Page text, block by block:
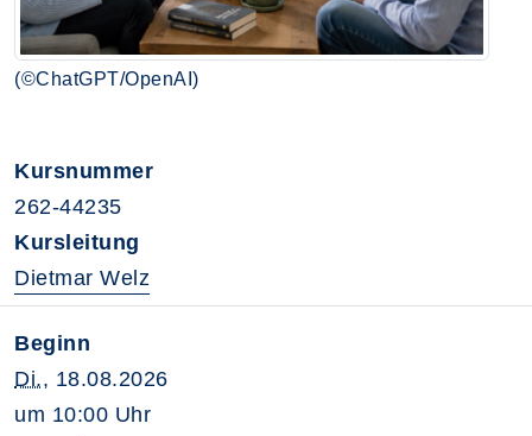
(©ChatGPT/OpenAI)
Kursnummer
262-44235
Kursleitung
Dietmar Welz
Beginn
Di., 18.08.2026
um 10:00 Uhr